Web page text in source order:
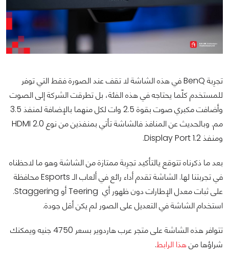
تجرِبة BenQ في هذه الشاشة لا تقف عند الصورة فقط التي توفر
للمستخدم كلّما يحتاجه في هذه الفئة، بل تطرقت الشركة إلى الصوت
وأضافت مكبري صوت بقوة 2.5 وات لكل منهما بالإضافة لمنفذ 3.5
مم. وبالحديث عن المنافذ فالشاشة تأتي بمنفذين من نوع HDMI 2.0
ومنفذ Display Port 1.2.
بعد ما ذكرناه تتوقع يالتأكيد تجرِبة ممتازة من الشاشة وهو ما لاحظناه
في تجربتنا لها. الشاشة تقدم أداء رائع في ألعاب الـ Esports محافظة
على ثبات معدل الإطارات دون ظهور أي Teering أو Staggering.
استخدام الشاشة في التعديل على الصور لم يكن أقل جودة.
تتوافر هذه الشاشة على متجر عرب هاردوير بسعر 4750 جنيه ويمكنك
شراؤها منهذا الرابط.